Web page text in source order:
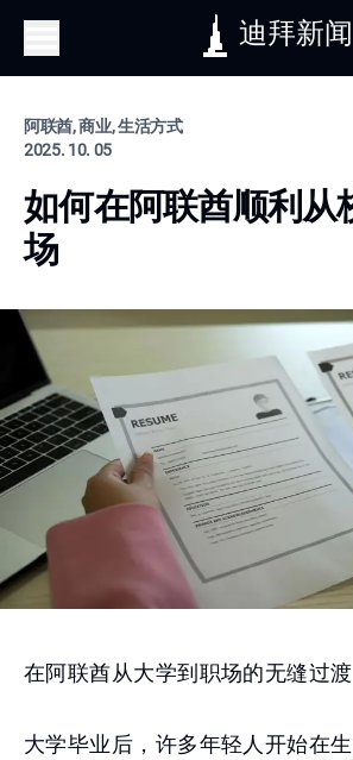
迪拜新闻
阿联酋, 商业, 生活方式
2025. 10. 05
如何在阿联酋顺利从
场
在阿联酋从大学到职场的无缝过渡
大学毕业后，许多年轻人开始在